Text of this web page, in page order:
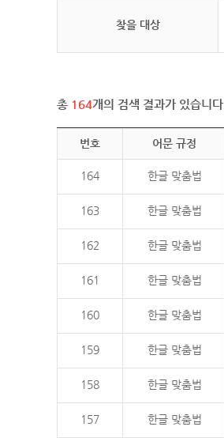
찾을 대상
총 164개의 검색 결과가 있습니다.
번호 어문 규정
164 한글 맞춤법
163 한글 맞춤법
162 한글 맞춤법
161 한글 맞춤법
160 한글 맞춤법
159 한글 맞춤법
158 한글 맞춤법
157 한글 맞춤법